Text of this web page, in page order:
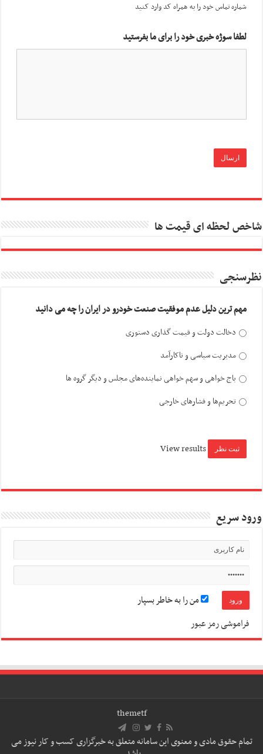
شماره تماس خود را به همراه کد وارد کنید
لطفا سوژه خبری خود را برای ما بفرستید
شاخص لحظه ای قیمت ها
نظرسنجی
مهم ترین دلیل عدم موفقیت صنعت خودرو در ایران را چه می دانید
دخالت دولت و قیمت گذاری دستوری
مدیریت سیاسی و ناکارآمد
باج خواهی و سهم خواهی نماینده‌های مجلس و دیگر گروه ها
تحریم‌ها و فشارهای خارجی
View results
ورود سریع
من را به خاطر بسپار
فراموشی رمز عبور
themetf
تمام حقوق مادی و معنوی این سامانه متعلق به خبرگزاری کسب و کار نیوز می